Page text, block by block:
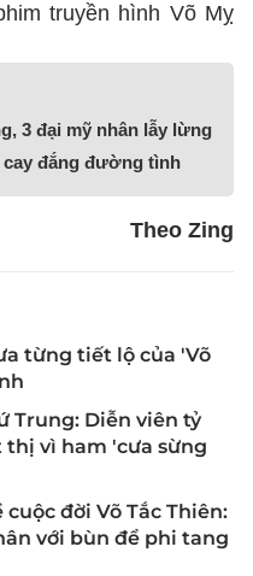
truyền hình Võ Mỵ
3 đại mỹ nhân lẫy lừng
đắng đường tình
Theo Zing
từng tiết lộ của 'Võ
Trung: Diễn viên tỷ
vì ham 'cưa sừng
đời Võ Tắc Thiên:
với bùn để phi tang